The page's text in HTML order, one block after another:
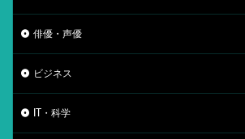
俳優・声優
ビジネス
IT・科学